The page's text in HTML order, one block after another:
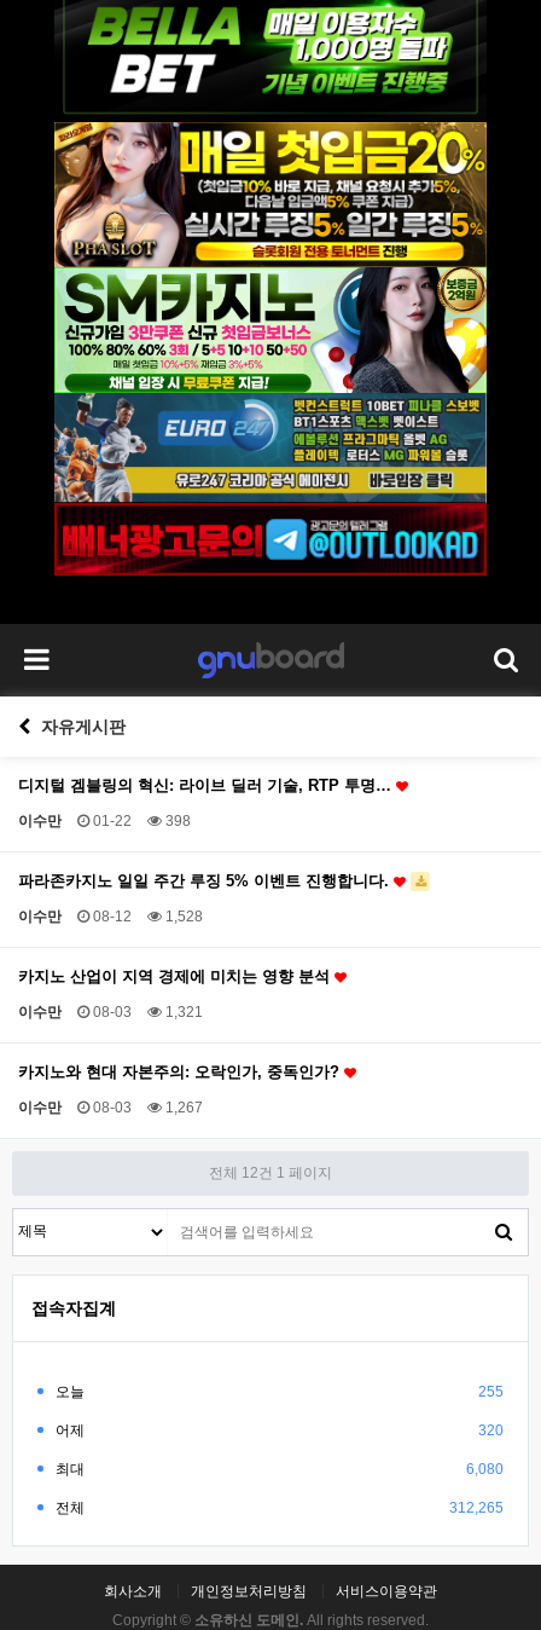
자유게시판
디지털 겜블링의 혁신: 라이브 딜러 기술, RTP 투명…
이수만 01-22 398
파라존카지노 일일 주간 루징 5% 이벤트 진행합니다.
이수만 08-12 1,528
카지노 산업이 지역 경제에 미치는 영향 분석
이수만 08-03 1,321
카지노와 현대 자본주의: 오락인가, 중독인가?
이수만 08-03 1,267
전체 12건 1 페이지
접속자집계
오늘 255
어제 320
최대 6,080
전체 312,265
회사소개 개인정보처리방침
서비스이용약관
Copyright © 소유하신 도메인. All rights reserved.